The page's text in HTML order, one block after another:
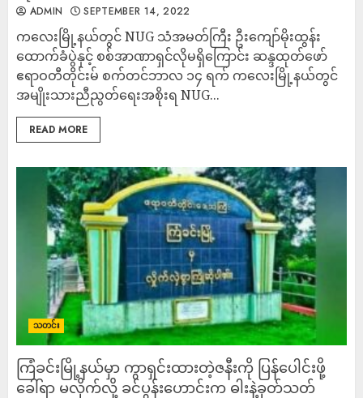
ADMIN SEPTEMBER 14, 2022
ကလေးမြို့နယ်တွင် NUG သံအမတ်ကြီး ဦးကျော်မိုးထွန်း
ထောက်ခံပွဲနှင့် စစ်အာဏာရှင်လိုမရှိကြောင်း ဆန္ဒထုတ်ဖော်
ဧရာဝတီတိုင်းမ် စက်တင်ဘာလ ၁၄ ရက် ကလေးမြို့နယ်တွင်
အမျိုးသားညီညွတ်ရေးအစိုးရ NUG...
READ MORE
သတင်း
ကြံခင်းမြို့နယ်မှာ ကွာရှင်းထားတဲ့ဇနီးကို ပြန်ပေါင်းဖို့
ခေါ်ရာ မလိုက်လို့ ခင်ပွန်းဟောင်းက ဓါးနဲ့ခုတ်သတ်